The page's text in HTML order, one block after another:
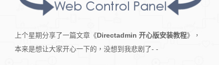
上个星期分享了一篇文章《Directadmin 开心版安装教程》，
本来是想让大家开心一下的，没想到我悲剧了- -